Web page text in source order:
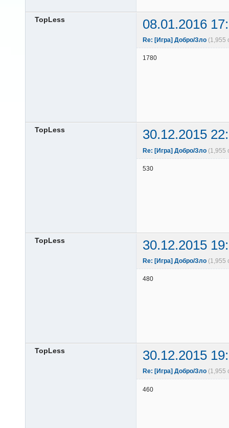
TopLess 08.01.2016
Re: [Игра] Добро/Зло (1,955
1780
TopLess 30.12.2015
Re: [Игра] Добро/Зло (1,955
530
TopLess 30.12.2015
Re: [Игра] Добро/Зло (1,955
480
TopLess 30.12.2015
Re: [Игра] Добро/Зло (1,955
460